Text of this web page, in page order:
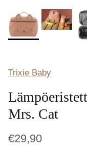
Trixie Baby
Mrs. Cat
€29,90